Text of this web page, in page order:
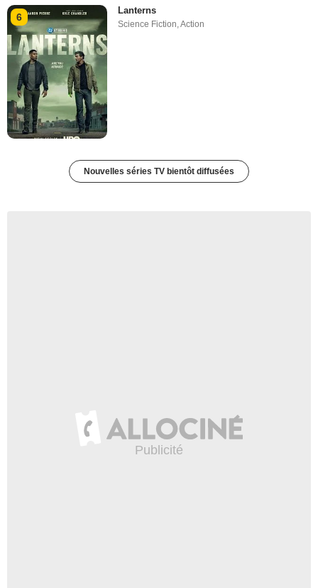
6
Lanterns
Science Fiction,Action
Nouvelles séries TV bientôt diffusées